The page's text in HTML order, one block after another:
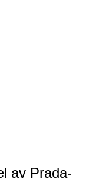
av Prada-